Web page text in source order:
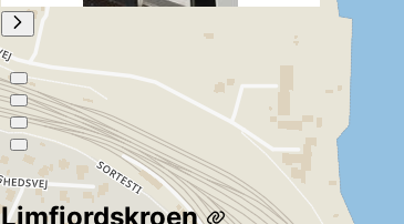
Limfjordskroen